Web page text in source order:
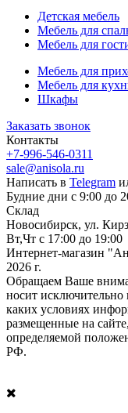
Детская мебель
Мебель для
Мебель для
Мебель для
Мебель для
Шкафы
Заказать звонок
Контакты
+7-996-546-0311
sale@anisola.ru
Написать в Telegram
Будние дни с 9:00 до
Склад
Новосибирск, ул.
Вт,Чт с 17:00 до 19:00
Интернет-магазин
2026 г.
Обращаем Ваше
носит
каких условиях
размещенные на
определяемой
РФ.